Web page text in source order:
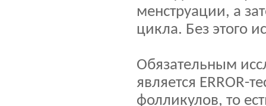
менструации, а
цикла. Без этого
Обязательным
является ERROR-
фолликулов, то